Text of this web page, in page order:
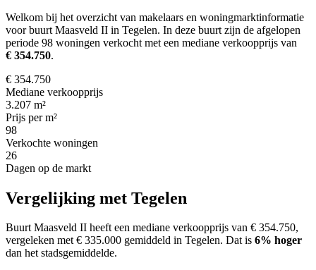
Welkom bij het overzicht van makelaars en woningmarktinformatie
voor buurt Maasveld II in Tegelen. In deze buurt zijn de afgelopen
periode 98 woningen verkocht met een mediane verkoopprijs van
€ 354.750.
€ 354.750
Mediane verkoopprijs
3.207 m²
Prijs per m²
98
Verkochte woningen
26
Dagen op de markt
Vergelijking met Tegelen
Buurt Maasveld II heeft een mediane verkoopprijs van € 354.750,
vergeleken met € 335.000 gemiddeld in Tegelen. Dat is 6% hoger
dan het stadsgemiddelde.